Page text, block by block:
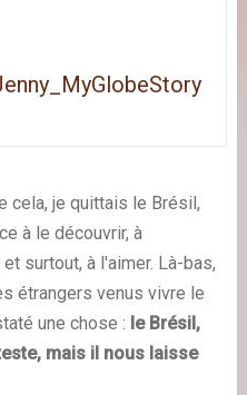
cela, je quittais le Brésil,
à le découvrir, à
surtout, à l'aimer. Là-bas,
étrangers venus vivre le
une chose : le Brésil,
mais il nous laisse